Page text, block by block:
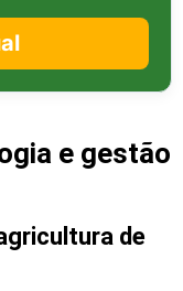
e gestão
de